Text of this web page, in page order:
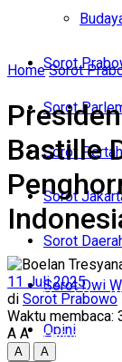
Sorot
Sorot
Sorot
Sorot
Sorot
Sorot Dwi
Opini
Sorot
Sorot
Sorot
Sorot
Sorot Dwi
Opini
Home Sorot
Bastille
11 Juli 2025
di Sorot Prabowo
Waktu membaca:
A A
A
A